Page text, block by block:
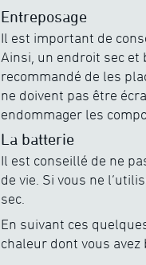
Entreposage
Il est important de
Ainsi, un endroit sec et
recommandé de les
ne doivent pas être
endommager les
La batterie
Il est conseillé de ne
de vie. Si vous ne
sec.
En suivant ces
chaleur dont vous